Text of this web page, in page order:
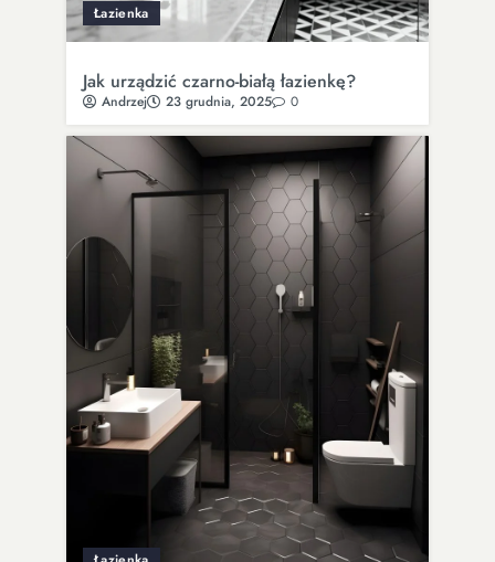
Łazienka
Jak urządzić czarno-białą łazienkę?
Andrzej 23 grudnia, 2025 0